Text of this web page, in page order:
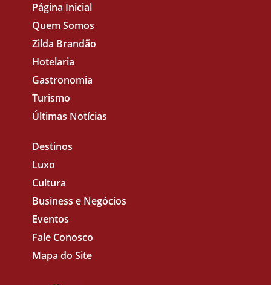
Página Inicial
Quem Somos
Zilda Brandão
Hotelaria
Gastronomia
Turismo
Últimas Notícias
Destinos
Luxo
Cultura
Business e Negócios
Eventos
Fale Conosco
Mapa do Site